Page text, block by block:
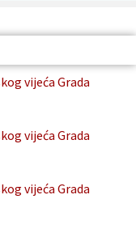
vijeća Grada
vijeća Grada
vijeća Grada